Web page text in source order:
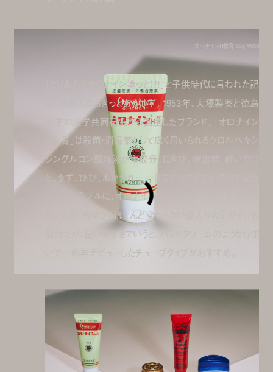
オロナインH軟膏 50g ¥600
「とりあえずオロナイン塗っとけ！」と子供時代に言われた記
憶、日本人ならきっとあるはず。1953年、大塚製薬と徳島
大学の産学共同研究から誕生したブランド。「オロナイン
H軟膏」は殺菌・消毒薬として広く用いられるクロルヘキシ
ジングルコン酸塩液が主成分。にきび、吹出物、軽いやけ
ど、きず、ひび、あかぎれ……日常のさまざまな場面で起き
る皮膚トラブルに、オロナインはいつも救いの手を差し伸
べてきた。当時からほとんど変わらない瓶入りのデザインも
魅力だが、使いやすさでいうと、ハンドクリームのような佇ま
いで一昨年デビューしたチューブタイプがおすすめ。